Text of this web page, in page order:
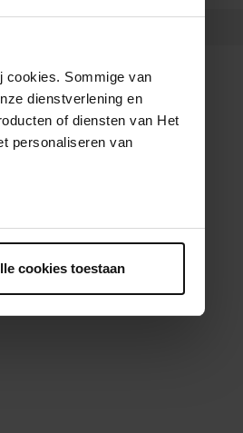
cookies. Sommige van
dienstverlening en
of diensten van Het
personaliseren van
cookies toestaan